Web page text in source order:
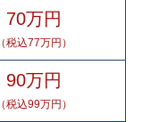
70万円
（税込77万円）
90万円
（税込99万円）